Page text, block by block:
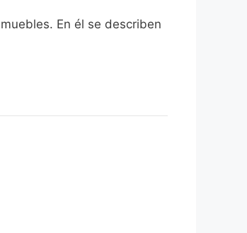
En él se describen